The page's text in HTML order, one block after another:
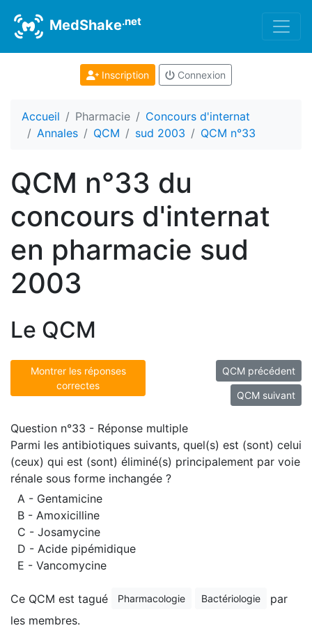
MedShake.net
Inscription Connexion
Accueil Pharmacie
Concours d'internat
Annales
QCM sud 2003 QCM n°33
QCM n°33 du
concours d'internat
en pharmacie sud
2003
Le QCM
Montrer les réponses
correctes
QCM précédent
QCM suivant
Question n°33 - Réponse multiple
Parmi les antibiotiques suivants, quel(s) est (sont) celui
(ceux) qui est (sont) éliminé(s) principalement par voie
rénale sous forme inchangée ?
A - Gentamicine
B - Amoxicilline
C - Josamycine
D - Acide pipémidique
E - Vancomycine
Ce QCM est tagué Pharmacologie Bactériologie
par
les membres.